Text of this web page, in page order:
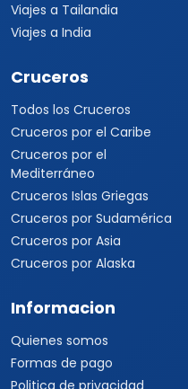
Viajes a Tailandia
Viajes a India
Cruceros
Todos los Cruceros
Cruceros por el Caribe
Cruceros por el
Mediterráneo
Cruceros Islas Griegas
Cruceros por Sudamérica
Cruceros por Asia
Cruceros por Alaska
Informacion
Quienes somos
Formas de pago
Politica de privacidad